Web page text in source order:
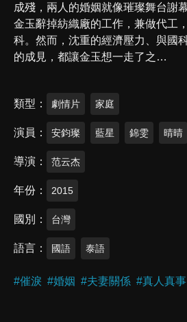
成殘，兩人的婚姻就像璀璨舞台謝
金玉辭掉紡織廠的工作，兼做代工
科。然而，沈重的經濟壓力、與國
的成見，都讓金玉想一走了之…
類型 劇情片 家庭
演員 安鈞璨 藍星 錦雯 晴晴
導演 范云杰
年份 2015
國別 台灣
語言 國語 泰語
#催淚 #婚姻 #夫妻關係 #真人真事